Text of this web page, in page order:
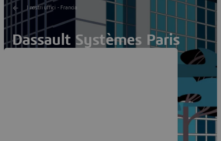
I nostri uffici - Francia
Dassault Systèmes Paris